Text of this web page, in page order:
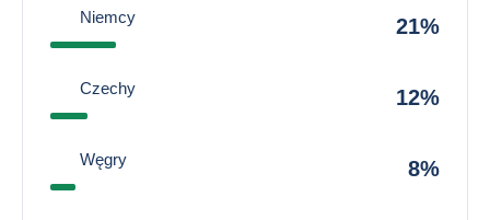
Niemcy 21%
Czechy 12%
Węgry 8%